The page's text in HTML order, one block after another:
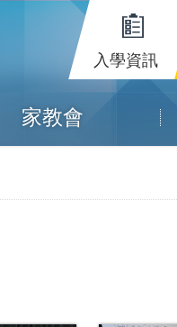
入學資訊
家教會